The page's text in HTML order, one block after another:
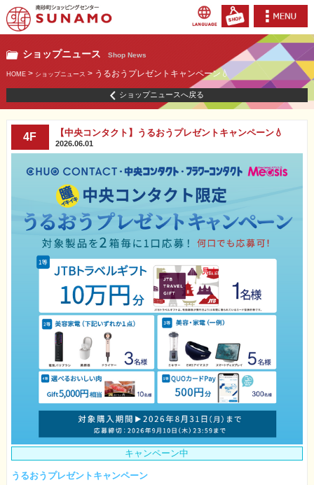
ショップニュース Shop News
HOME> ショップニュース > うるおうプレゼントキャンペーン💧
ショップニュースへ戻る
4F 【中央コンタクト】うるおうプレゼントキャンペーン💧
2026.06.01
キャンペーン中
うるおうプレゼントキャンペーン